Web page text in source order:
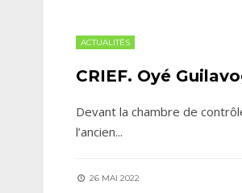
ACTUALITÉS
CRIEF. Oyé
Devant la chambre de
l’ancien...
26 MAI 2022